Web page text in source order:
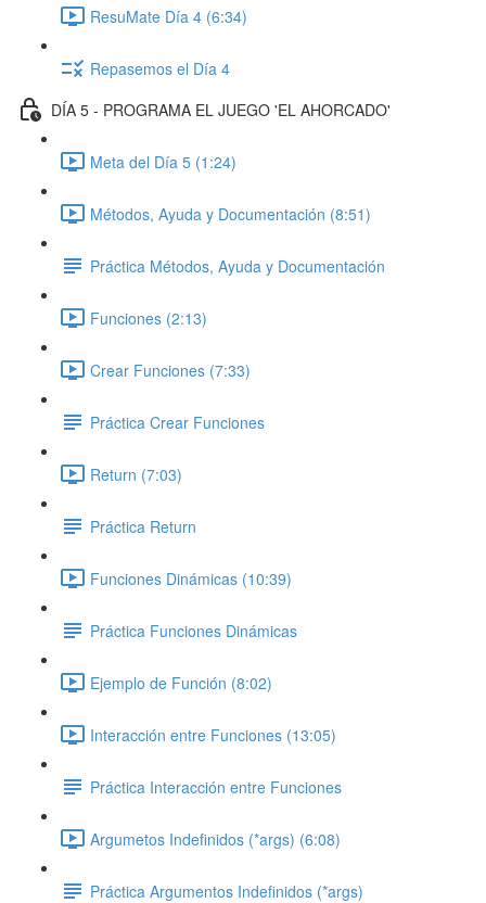
ResuMate Día 4 (6:34)
Repasemos el Día 4
DÍA 5 - PROGRAMA EL JUEGO 'EL AHORCADO'
Meta del Día 5 (1:24)
Métodos, Ayuda y Documentación (8:51)
Práctica Métodos, Ayuda y Documentación
Funciones (2:13)
Crear Funciones (7:33)
Práctica Crear Funciones
Return (7:03)
Práctica Return
Funciones Dinámicas (10:39)
Práctica Funciones Dinámicas
Ejemplo de Función (8:02)
Interacción entre Funciones (13:05)
Práctica Interacción entre Funciones
Argumetos Indefinidos (*args) (6:08)
Práctica Argumentos Indefinidos (*args)